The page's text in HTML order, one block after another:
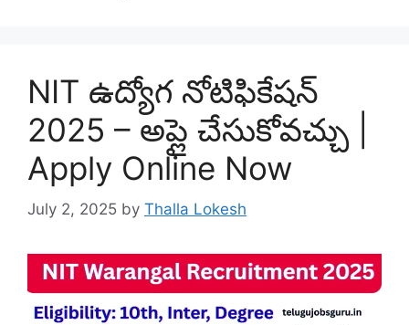
NIT ఉద్యోగ నోటిఫికేషన్
2025 – అప్లై చేసుకోవచ్చు |
Apply Online Now
July 2, 2025 by Thalla Lokesh